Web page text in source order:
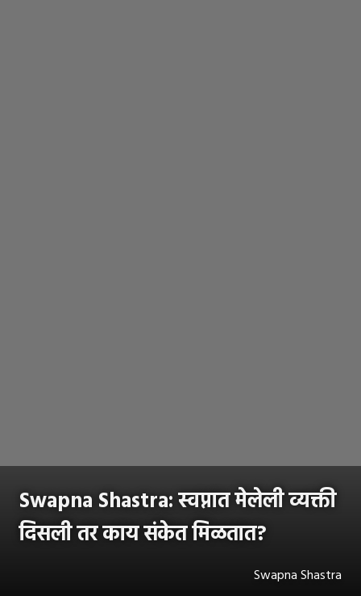
Swapna Shastra: स्वप्नात मेलेली व्यक्ती
दिसली तर काय संकेत मिळतात?
Swapna Shastra